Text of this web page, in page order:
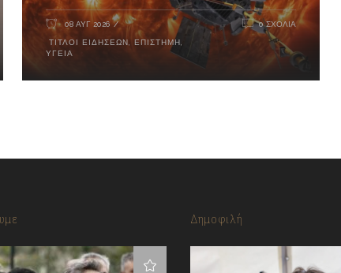
08 ΑΥΓ 2026
ΤΊΤΛΟΙ ΕΙΔΉΣΕΩΝ, ΕΠΙΣΤΉΜΗ,
ΥΓΕΊΑ
0 ΣΧΌΛΙΑ
Δημοφιλή